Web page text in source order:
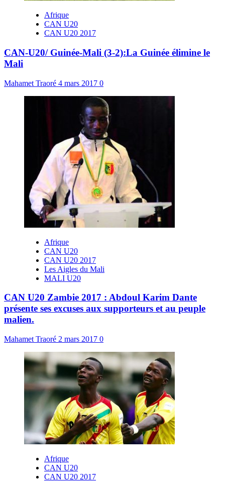
Afrique
CAN U20
CAN U20 2017
CAN-U20/ Guinée-Mali (3-2):La Guinée élimine le
Mali
Mahamet Traoré 4 mars 2017 0
Afrique
CAN U20
CAN U20 2017
Les Aigles du Mali
MALI U20
CAN U20 Zambie 2017 : Abdoul Karim Dante
présente ses excuses aux supporteurs et au peuple
malien.
Mahamet Traoré 2 mars 2017 0
Afrique
CAN U20
CAN U20 2017